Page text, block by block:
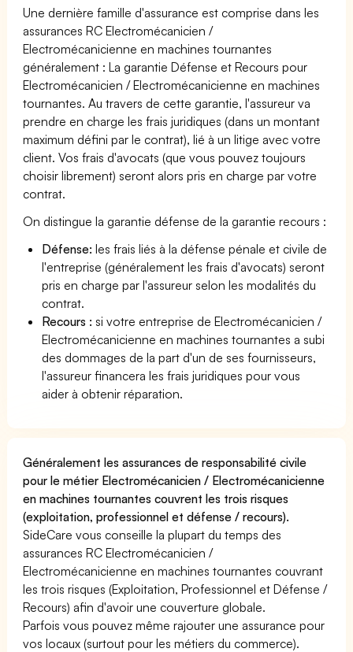
Une dernière famille d'assurance est comprise dans les
assurances RC Electromécanicien /
Electromécanicienne en machines tournantes
généralement : La garantie Défense et Recours pour
Electromécanicien / Electromécanicienne en machines
tournantes. Au travers de cette garantie, l'assureur va
prendre en charge les frais juridiques (dans un montant
maximum défini par le contrat), lié à un litige avec votre
client. Vos frais d'avocats (que vous pouvez toujours
choisir librement) seront alors pris en charge par votre
contrat.
On distingue la garantie défense de la garantie recours :
Défense: les frais liés à la défense pénale et civile de
l'entreprise (généralement les frais d'avocats) seront
pris en charge par l'assureur selon les modalités du
contrat.
Recours : si votre entreprise de Electromécanicien /
Electromécanicienne en machines tournantes a subi
des dommages de la part d'un de ses fournisseurs,
l'assureur financera les frais juridiques pour vous
aider à obtenir réparation.
Généralement les assurances de responsabilité civile
pour le métier Electromécanicien / Electromécanicienne
en machines tournantes couvrent les trois risques
(exploitation, professionnel et défense / recours).
SideCare vous conseille la plupart du temps des
assurances RC Electromécanicien /
Electromécanicienne en machines tournantes couvrant
les trois risques (Exploitation, Professionnel et Défense /
Recours) afin d'avoir une couverture globale.
Parfois vous pouvez même rajouter une assurance pour
vos locaux (surtout pour les métiers du commerce).